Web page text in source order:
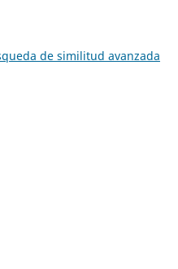
de similitud avanzada